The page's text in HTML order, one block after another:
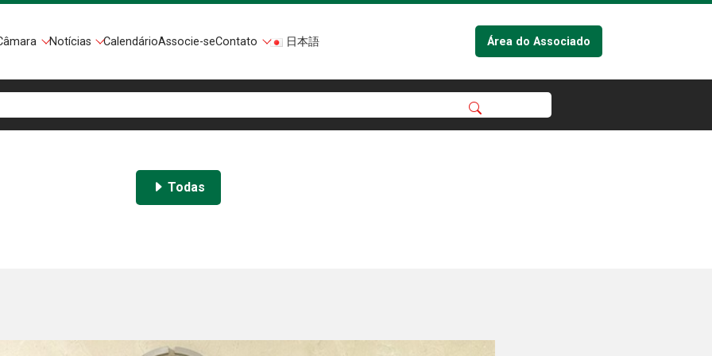
Notícias CalendárioAssocie-seContato 日本語 Área do Associado
Todas